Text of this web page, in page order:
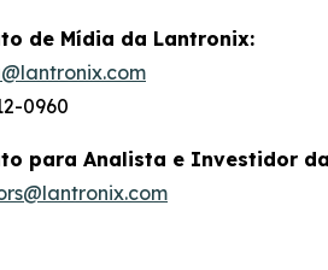
de Mídia da Lantronix:
0960
para Analista e Investidor